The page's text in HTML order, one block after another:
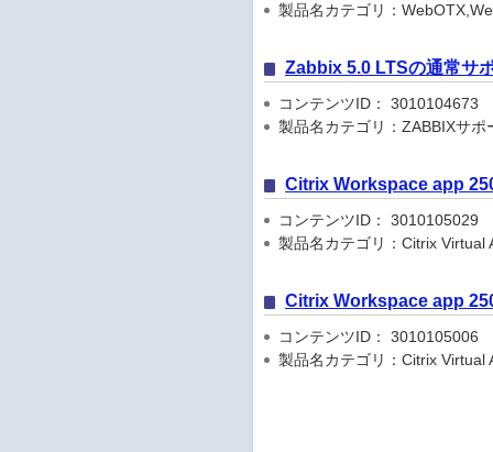
製品名カテゴリ：
Zabbix 5.0 LTSの通常サ
コンテンツID： 3010104673
製品名カテゴリ：ZABBIXサポ
Citrix Workspace app
コンテンツID： 3010105029
製品名カテゴリ：Citrix
Citrix Workspace app
コンテンツID： 3010105006
製品名カテゴリ：Citrix